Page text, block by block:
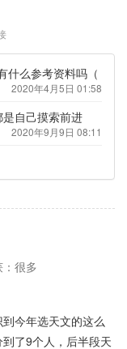
什么参考资料吗（
2020年4月5日 01:58
自己摸索前进
2020年9月9日 08:11
很多
今年选天文的这么
了9个人，后半段天